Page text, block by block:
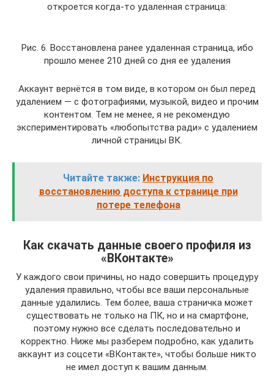
откроется когда-то удаленная страница:
Рис. 6. Восстановлена ранее удаленная страница, ибо
прошло менее 210 дней со дня ее удаления
Аккаунт вернётся в том виде, в котором он был перед
удалением — с фотографиями, музыкой, видео и прочим
контентом. Тем не менее, я не рекомендую
экспериментировать «любопытства ради» с удалением
личной страницы ВК.
Читайте также: Инструкция по
восстановлению доступа к странице при
потере телефона
Как скачать данные своего профиля из
«ВКонтакте»
У каждого свои причины, но надо совершить процедуру
удаления правильно, чтобы все ваши персональные
данные удалились. Тем более, ваша страничка может
существовать не только на ПК, но и на смартфоне,
поэтому нужно все сделать последовательно и
корректно. Ниже мы разберем подробно, как удалить
аккаунт из соцсети «ВКонтакте», чтобы больше никто
не имел доступ к вашим данным.